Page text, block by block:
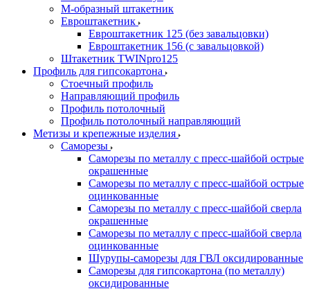
М-образный штакетник
Евроштакетник
Евроштакетник 125 (без завальцовки)
Евроштакетник 156 (с завальцовкой)
Штакетник TWINpro125
Профиль для гипсокартона
Стоечный профиль
Направляющий профиль
Профиль потолочный
Профиль потолочный направляющий
Метизы и крепежные изделия
Саморезы
Саморезы по металлу с пресс-шайбой острые
окрашенные
Саморезы по металлу с пресс-шайбой острые
оцинкованные
Саморезы по металлу с пресс-шайбой сверла
окрашенные
Саморезы по металлу с пресс-шайбой сверла
оцинкованные
Шурупы-саморезы для ГВЛ оксидированные
Саморезы для гипсокартона (по металлу)
оксидированные